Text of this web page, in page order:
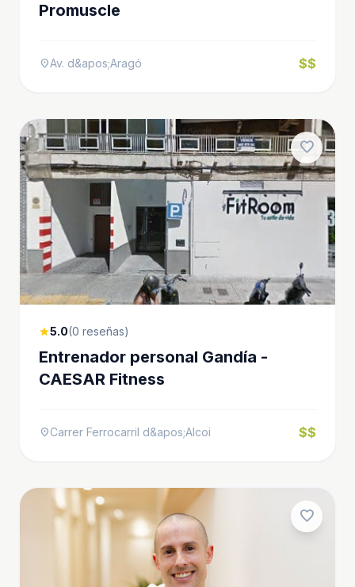
Promuscle
location_onAv. d&apos;Aragó $$
favorite
star5.0(0 reseñas)
Entrenador personal Gandía -
CAESAR Fitness
location_onCarrer Ferrocarril d&apos;Alcoi $$
favorite